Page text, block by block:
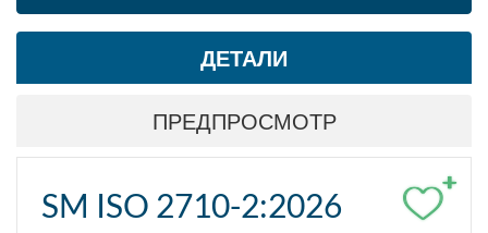
ПО ИМЕНИ И ОПИСАНИЮ
Поиск Аннулировать фильтры
Экспорт результатов поиска в Excel
ДЕТАЛИ
ПРЕДПРОСМОТР
+
SM ISO 2710-2:2026